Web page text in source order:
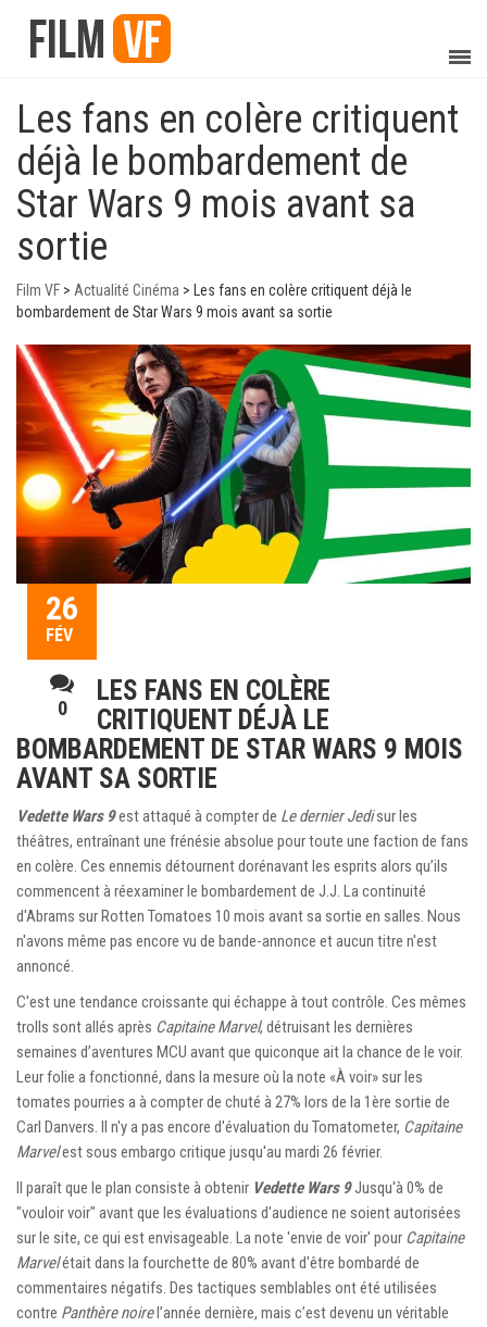
Les fans en colère critiquent
déjà le bombardement de
Star Wars 9 mois avant sa
sortie
Film VF > Actualité Cinéma >
Les fans en colère critiquent déjà le
bombardement de Star Wars 9 mois avant sa sortie
26
FÉV
0
LES FANS EN COLÈRE
CRITIQUENT DÉJÀ LE
BOMBARDEMENT DE STAR WARS 9 MOIS
AVANT SA SORTIE
Vedette Wars 9est attaqué à compter de Le dernier Jedisur les
théâtres, entraînant une frénésie absolue pour toute une faction de fans
en colère. Ces ennemis détournent dorénavant les esprits alors qu’ils
commencent à réexaminer le bombardement de J.J. La continuité
d'Abrams sur Rotten Tomatoes 10 mois avant sa sortie en salles. Nous
n'avons même pas encore vu de bande-annonce et aucun titre n'est
annoncé.
C'est une tendance croissante qui échappe à tout contrôle. Ces mêmes
trolls sont allés après Capitaine Marvel, détruisant les dernières
semaines d’aventures MCU avant que quiconque ait la chance de le voir.
Leur folie a fonctionné, dans la mesure où la note «À voir» sur les
tomates pourries a à compter de chuté à 27% lors de la 1ère sortie de
Carl Danvers. Il n'y a pas encore d'évaluation du Tomatometer, Capitaine
Marvelest sous embargo critique jusqu'au mardi 26 février.
Il paraît que le plan consiste à obtenir Vedette Wars 9Jusqu'à 0% de
"vouloir voir" avant que les évaluations d'audience ne soient autorisées
sur le site, ce qui est envisageable. La note 'envie de voir' pour Capitaine
Marvelétait dans la fourchette de 80% avant d'être bombardé de
commentaires négatifs. Des tactiques semblables ont été utilisées
contre Panthère noirel’année dernière, mais c’est devenu un véritable